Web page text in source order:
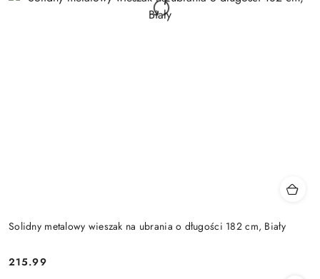
Solidny metalowy wieszak na ubrania o długości 182 cm, Biały
Cena:
215.99